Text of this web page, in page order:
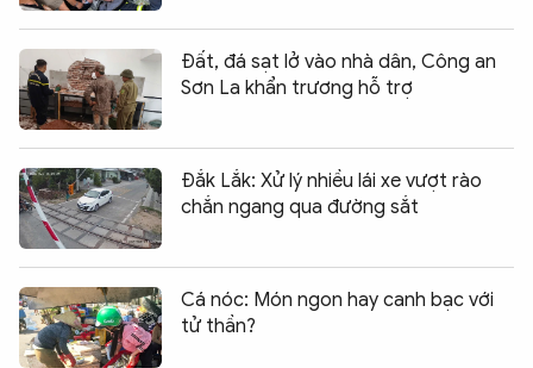
Đất, đá sạt lở vào nhà dân, Công an
Sơn La khẩn trương hỗ trợ
Đắk Lắk: Xử lý nhiều lái xe vượt rào
chắn ngang qua đường sắt
Cá nóc: Món ngon hay canh bạc với
tử thần?